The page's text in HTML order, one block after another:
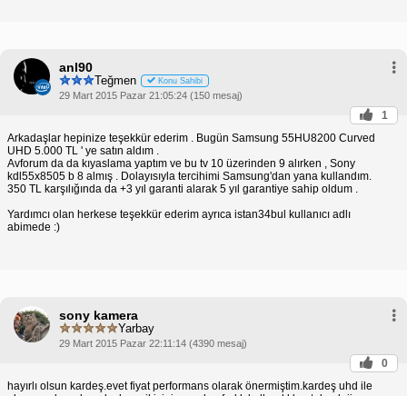
anl90
Teğmen Konu Sahibi
29 Mart 2015 Pazar 21:05:24 (150 mesaj)
1
Arkadaşlar hepinize teşekkür ederim . Bugün Samsung 55HU8200 Curved
UHD 5.000 TL ' ye satın aldım .
Avforum da da kıyaslama yaptım ve bu tv 10 üzerinden 9 alırken , Sony
kdl55x8505 b 8 almış . Dolayısıyla tercihimi Samsung'dan yana kullandım.
350 TL karşılığında da +3 yıl garanti alarak 5 yıl garantiye sahip oldum .
Yardımcı olan herkese teşekkür ederim ayrıca istan34bul kullanıcı adlı
abimede :)
sony kamera
Yarbay
29 Mart 2015 Pazar 22:11:14 (4390 mesaj)
0
hayırlı olsun kardeş.evet fiyat performans olarak önermiştim.kardeş uhd ile